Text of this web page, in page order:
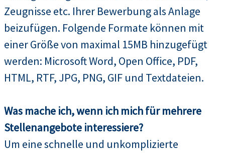
Zeugnisse etc. Ihrer Bewerbung als Anlage
beizufügen. Folgende Formate können mit
einer Größe von maximal 15MB hinzugefügt
werden: Microsoft Word, Open Office, PDF,
HTML, RTF, JPG, PNG, GIF und Textdateien.
Was mache ich, wenn ich mich für mehrere
Stellenangebote interessiere?
Um eine schnelle und unkomplizierte